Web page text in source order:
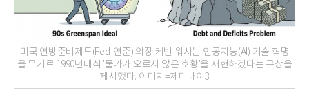
미국 연방준비제도(Fed·연준) 의장 케빈 워시는 인공지능(AI) 기술 혁명
을 무기로 1990년대식 '물가가 오르지 않은 호황'을 재현하겠다는 구상을
제시했다. 이미지=제미나이3